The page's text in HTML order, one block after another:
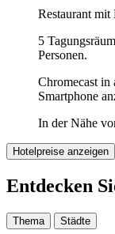
Restaurant
5
Personen.
Chromecast
Smartphone
In der Nähe
Hotelpreise anzeigen
Entdecken
Thema Städte